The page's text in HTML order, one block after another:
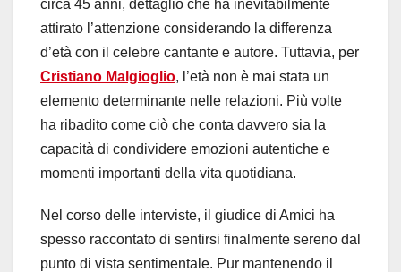
circa 45 anni, dettaglio che ha inevitabilmente
attirato l’attenzione considerando la differenza
d’età con il celebre cantante e autore. Tuttavia, per
Cristiano Malgioglio, l’età non è mai stata un
elemento determinante nelle relazioni. Più volte
ha ribadito come ciò che conta davvero sia la
capacità di condividere emozioni autentiche e
momenti importanti della vita quotidiana.
Nel corso delle interviste, il giudice di Amici ha
spesso raccontato di sentirsi finalmente sereno dal
punto di vista sentimentale. Pur mantenendo il